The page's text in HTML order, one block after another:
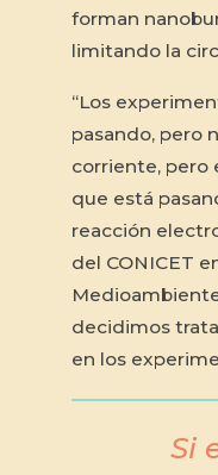
forman
limitando la
“Los
pasando, pero
corriente, pero
que está
reacción
del CONICET
decidimos
en los
Si